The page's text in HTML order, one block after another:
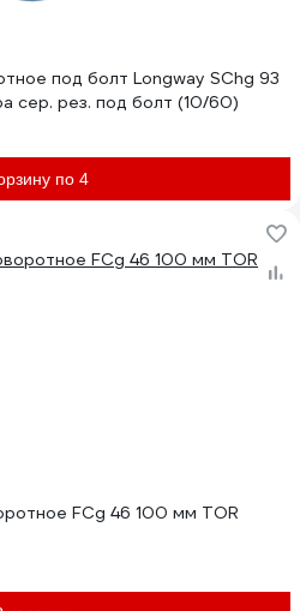
под болт Longway SChg 93
сер. рез. под болт (10/60)
по 4
FCg 46 100 мм TOR